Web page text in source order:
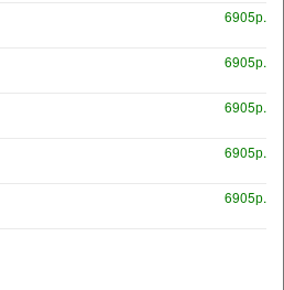
6905р.
6905р.
6905р.
6905р.
6905р.